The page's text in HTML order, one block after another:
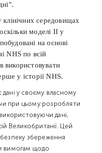
середовищах
моделі ІІ у
на основі
NHS по всій
використовувати
у історії NHS.
дані у своєму власному
при цьому розробляти
дані,
Великобританії. Цей
безпеку збереження
вимогам щодо